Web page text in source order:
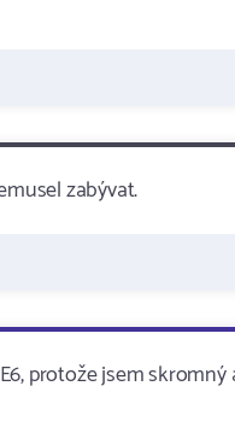
zabývat.
protože jsem